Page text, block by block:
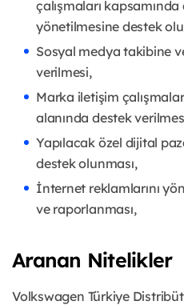
çalışmaları
yönetilmesine destek
Sosyal medya takibine
verilmesi,
Marka iletişim
alanında destek
Yapılacak özel dijital
destek olunması,
İnternet reklamlarını
ve raporlanması,
Aranan Nitelikler
Volkswagen Türkiye